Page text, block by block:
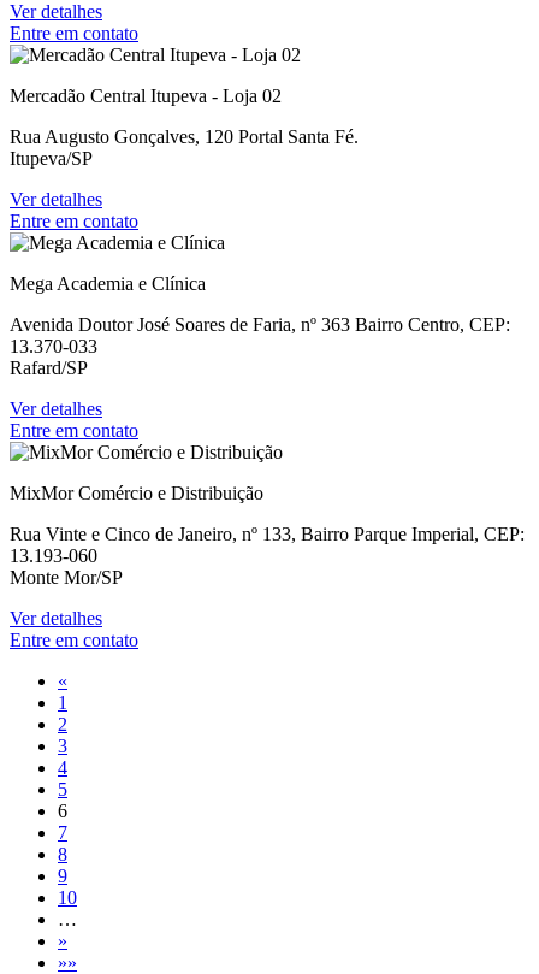
Ver detalhes
Entre em contato
Mercadão Central Itupeva - Loja 02
Rua Augusto Gonçalves, 120 Portal Santa Fé.
Itupeva/SP
Ver detalhes
Entre em contato
Mega Academia e Clínica
Avenida Doutor José Soares de Faria, nº 363 Bairro Centro, CEP:
13.370-033
Rafard/SP
Ver detalhes
Entre em contato
MixMor Comércio e Distribuição
Rua Vinte e Cinco de Janeiro, nº 133, Bairro Parque Imperial, CEP:
13.193-060
Monte Mor/SP
Ver detalhes
Entre em contato
«
1
2
3
4
5
6
7
8
9
10
…
»
»»